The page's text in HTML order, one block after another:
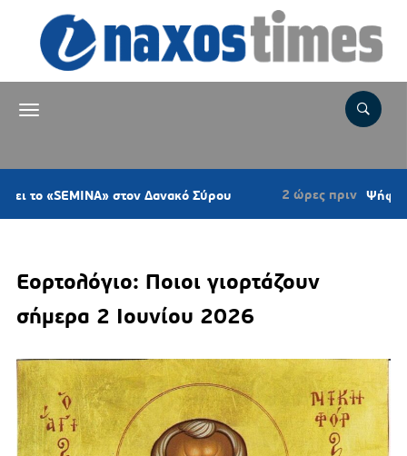
στον Δανακό Σύρου 2 ώρες πριν Ψήφισμα του
Εορτολόγιο: Ποιοι γιορτάζουν
σήμερα 2 Ιουνίου 2026